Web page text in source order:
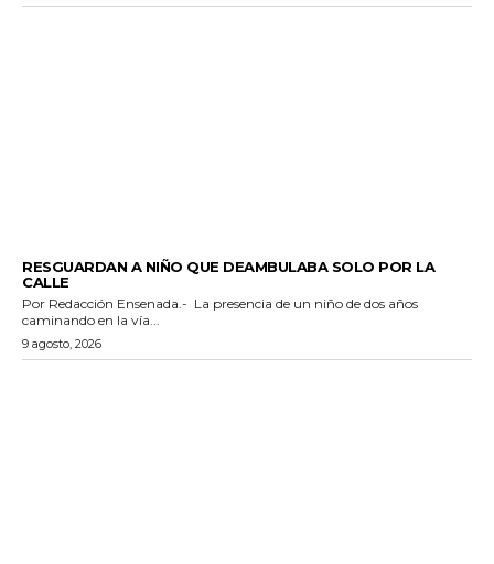
RESGUARDAN A NIÑO QUE DEAMBULABA SOLO POR LA
CALLE
Por Redacción Ensenada.- La presencia de un niño de dos años
caminando en la vía...
9 agosto, 2026